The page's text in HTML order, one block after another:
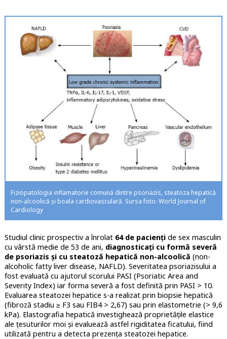
Fiziopatologia inflamatorie comună dintre psoriazis, steatoza hepatică
non-alcoolică și boala cardiovasculară. Sursa foto: World Journal of
Cardiology
Studiul clinic prospectiv a înrolat 64 de paciențide sex masculin
cu vârstă medie de 53 de ani, diagnosticați cu formă severă
de psoriazis și cu steatoză hepatică non-alcoolică (non-
alcoholic fatty liver disease, NAFLD). Severitatea psoriazisului a
fost evaluată cu ajutorul scorului PASI (Psoriatic Area and
Severity Index) iar forma severă a fost definită prin PASI > 10.
Evaluarea steatozei hepatice s-a realizat prin biopsie hepatică
(fibroză stadiu ≥ F3 sau FIB4 > 2,67) sau prin elastometrie (> 9,6
kPa). Elastografia hepatică investighează proprietățile elastice
ale țesuturilor moi și evaluează astfel rigiditatea ficatului, fiind
utilizată pentru a detecta prezența steatozei hepatice.